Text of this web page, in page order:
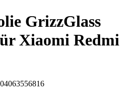
GrizzGlass
Xiaomi Redmi